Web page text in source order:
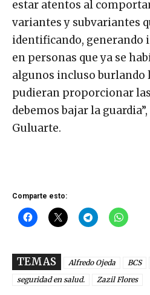
estar atentos al
variantes y subvariantes
identificando, generando
en personas que ya se
algunos incluso burlando
pudieran proporcionar
debemos bajar la
Guluarte.
Comparte esto:
TEMAS Alfredo Ojeda BCS
seguridad en salud.
Zazil Flores